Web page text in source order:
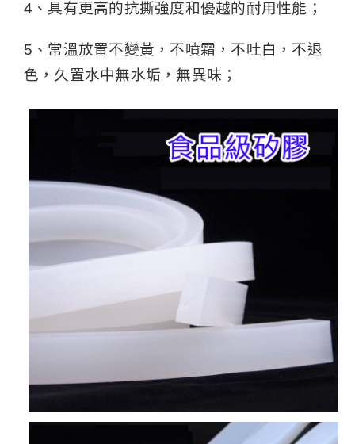
4、具有更高的抗撕強度和優越的耐用性能；
5、常溫放置不變黃，不噴霜，不吐白，不退
色，久置水中無水垢，無異味；